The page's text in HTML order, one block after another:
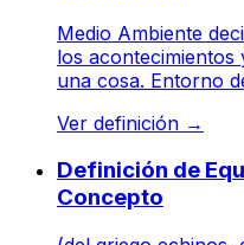
Medio Ambiente
los
una cosa. Entorno
Ver definición →
Definición de
Concepto